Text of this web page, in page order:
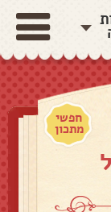
חפשי
מתכון